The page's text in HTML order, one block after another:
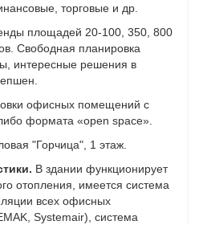
торговые и др.
площадей 20-100, 350, 800
Свободная планировка
интересные решения в
офисных помещений с
формата «open space».
"Горчица", 1 этаж.
В здании функционирует
отопления, имеется система
всех офисных
Systemair), система